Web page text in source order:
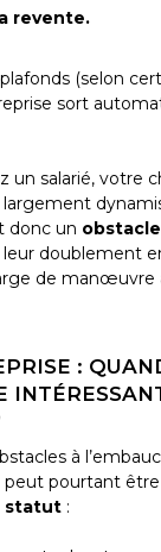
revente.
(selon
sort
un salarié, votre
donc un
doublement
de manœuvre
:
à
peut pourtant être
statut: